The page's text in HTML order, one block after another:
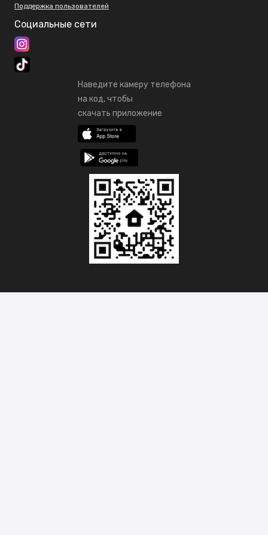
Поддержка пользователей
Социальные сети
Наведите камеру телефона
на код, чтобы
скачать приложение